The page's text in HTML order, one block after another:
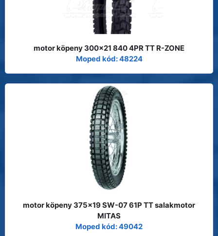
motor köpeny 300x21 840 4PR TT R-ZONE
Moped kód: 48224
motor köpeny 375x19 SW-07 61P TT salakmotor
MITAS
Moped kód: 49042